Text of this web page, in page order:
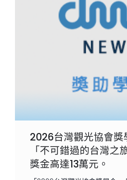
2026台灣觀光協會獎
「不可錯過的台灣之
獎金高達13萬元。